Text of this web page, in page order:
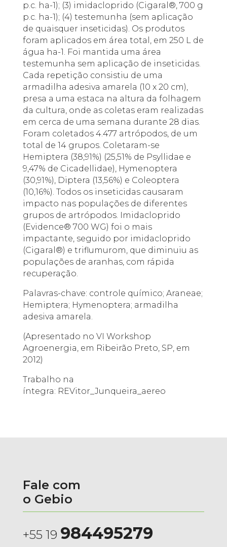
p.c. ha-1); (3) imidacloprido (Cigaral®, 700 g
p.c. ha-1); (4) testemunha (sem aplicação
de quaisquer inseticidas). Os produtos
foram aplicados em área total, em 250 L de
água ha-1. Foi mantida uma área
testemunha sem aplicação de inseticidas.
Cada repetição consistiu de uma
armadilha adesiva amarela (10 x 20 cm),
presa a uma estaca na altura da folhagem
da cultura, onde as coletas eram realizadas
em cerca de uma semana durante 28 dias.
Foram coletados 4.477 artrópodos, de um
total de 14 grupos. Coletaram-se
Hemiptera (38,91%) (25,51% de Psyllidae e
9,47% de Cicadellidae), Hymenoptera
(30,91%), Diptera (13,56%) e Coleoptera
(10,16%). Todos os inseticidas causaram
impacto nas populações de diferentes
grupos de artrópodos. Imidacloprido
(Evidence® 700 WG) foi o mais
impactante, seguido por imidacloprido
(Cigaral®) e triflumurom, que diminuiu as
populações de aranhas, com rápida
recuperação.
Palavras-chave: controle químico; Araneae;
Hemiptera; Hymenoptera; armadilha
adesiva amarela.
(Apresentado no VI Workshop
Agroenergia, em Ribeirão Preto, SP, em
2012)
Trabalho na
íntegra: REVitor_Junqueira_aereo
Fale com
o Gebio
+55 19 984495279